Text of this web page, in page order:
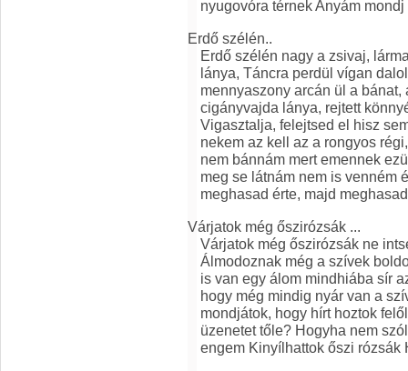
nyugovóra térnek Anyám
Erdő szélén..
Erdő szélén nagy a zsivaj,
lánya, Táncra perdül vígan
mennyaszony arcán ül a
cigányvajda lánya, rejtett
Vigasztalja, felejtsed el hisz
nekem az kell az a rongyos
nem bánnám mert emennek
meg se látnám nem is venném
meghasad érte, majd
Várjatok még őszirózsák ...
Várjatok még őszirózsák ne
Álmodoznak még a szívek
is van egy álom mindhiába sír
hogy még mindig nyár van a
mondjátok, hogy hírt hoztok
üzenetet tőle? Hogyha nem
engem Kinyílhattok őszi rózsák